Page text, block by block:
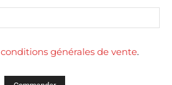
conditions générales de vente.